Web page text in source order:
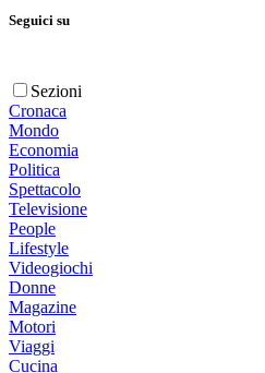
Seguici su
Sezioni
Cronaca
Mondo
Economia
Politica
Spettacolo
Televisione
People
Lifestyle
Videogiochi
Donne
Magazine
Motori
Viaggi
Cucina